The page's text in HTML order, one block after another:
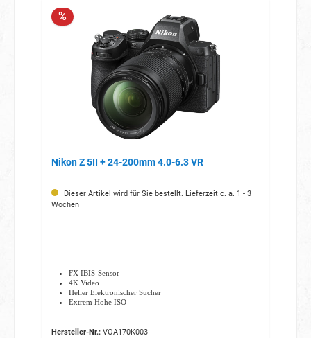
%
Nikon Z 5II + 24-200mm 4.0-6.3 VR
Dieser Artikel wird für Sie bestellt. Lieferzeit c. a. 1 - 3
Wochen
FX IBIS-Sensor
4K Video
Heller Elektronischer Sucher
Extrem Hohe ISO
Hersteller-Nr.:VOA170K003